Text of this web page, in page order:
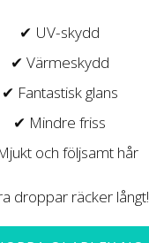
✔ UV-skydd
✔ Värmeskydd
✔ Fantastisk glans
✔ Mindre friss
och följsamt hår
droppar räcker långt!